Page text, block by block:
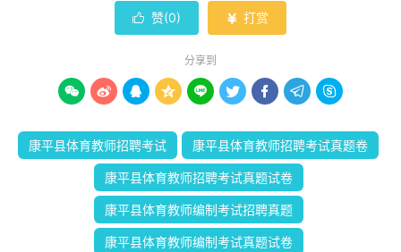
 赞(0)  打赏
分享到
        
康平县体育教师招聘考试 康平县体育教师招聘考试真题卷
康平县体育教师招聘考试真题试卷
康平县体育教师编制考试招聘真题
康平县体育教师编制考试真题试卷